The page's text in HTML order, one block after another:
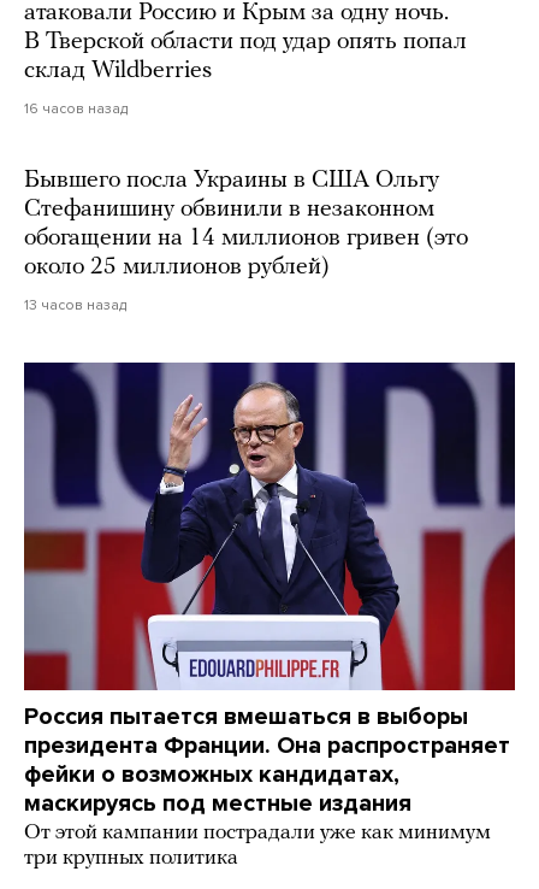
атаковали Россию и Крым за одну ночь.
В Тверской области под удар опять попал
склад Wildberries
16 часов назад
Бывшего посла Украины в США Ольгу
Стефанишину обвинили в незаконном
обогащении на 14 миллионов гривен (это
около 25 миллионов рублей)
13 часов назад
Россия пытается вмешаться в выборы
президента Франции. Она распространяет
фейки о возможных кандидатах,
маскируясь под местные издания
От этой кампании пострадали уже как минимум
три крупных политика